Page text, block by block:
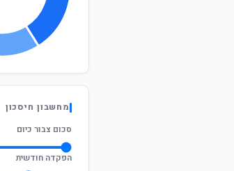
מחשבון חיסכון
סכום צבור כיום
הפקדה חודשית